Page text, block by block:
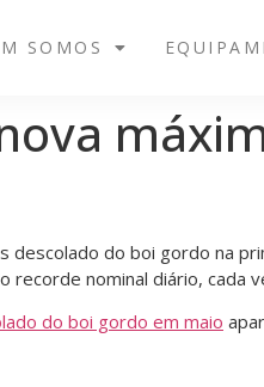
SOMOS
do boi gordo na
recorde nominal diário,
do boi gordo em maio